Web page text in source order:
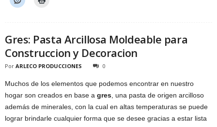
Gres: Pasta Arcillosa Moldeable para
Construccion y Decoracion
Por ARLECO PRODUCCIONES 0
Muchos de los elementos que podemos encontrar en nuestro
hogar son creados en base a gres , una pasta de origen arcilloso
además de minerales, con la cual en altas temperaturas se puede
lograr brindarle cualquier forma que se desee gracias a estar lista